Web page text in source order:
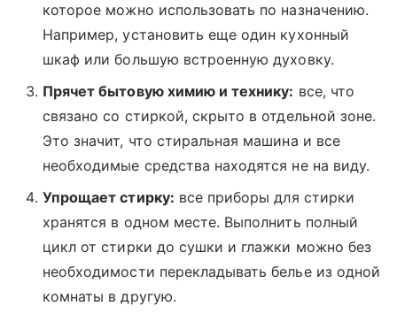
которое можно использовать по назначению.
Например, установить еще один кухонный
шкаф или большую встроенную духовку.
Прячет бытовую химию и технику: все, что
связано со стиркой, скрыто в отдельной зоне.
Это значит, что стиральная машина и все
необходимые средства находятся не на виду.
Упрощает стирку: все приборы для стирки
хранятся в одном месте. Выполнить полный
цикл от стирки до сушки и глажки можно без
необходимости перекладывать белье из одной
комнаты в другую.